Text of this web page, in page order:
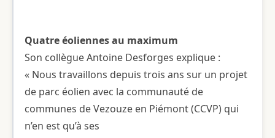
Quatre éoliennes au maximum
Son collègue Antoine Desforges explique :
« Nous travaillons depuis trois ans sur un projet
de parc éolien avec la communauté de
communes de Vezouze en Piémont (CCVP) qui
n’en est qu’à ses